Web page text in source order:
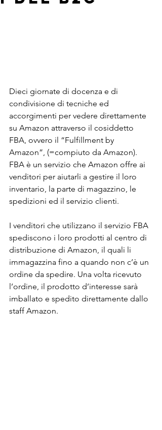
Dieci giornate di docenza e di
condivisione di tecniche ed
accorgimenti per vedere direttamente
su Amazon attraverso il cosiddetto
FBA, ovvero il “Fulfillment by
Amazon”, (=compiuto da Amazon).
FBA è un servizio che Amazon offre ai
venditori per aiutarli a gestire il loro
inventario, la parte di magazzino, le
spedizioni ed il servizio clienti.
I venditori che utilizzano il servizio FBA
spediscono i loro prodotti al centro di
distribuzione di Amazon, il quali li
immagazzina fino a quando non c’è un
ordine da spedire. Una volta ricevuto
l’ordine, il prodotto d’interesse sarà
imballato e spedito direttamente dallo
staff Amazon.